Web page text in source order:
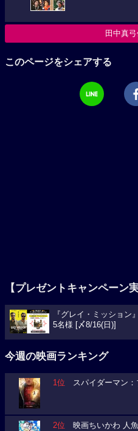
田中真
このページをシェアする
【プレゼントキャンペーン
『グレイ・ミッション
5名様 [〆8/16(日)]
今週の映画ランキング
1位 スパイダーマン：
2位 映画ちいかわ 人